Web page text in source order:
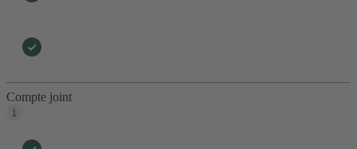
Compte joint